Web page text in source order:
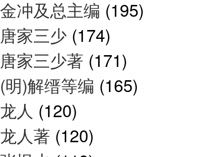
金冲及总主编 (195)
唐家三少 (174)
唐家三少著 (171)
(明)解缙等编 (165)
龙人 (120)
龙人著 (120)